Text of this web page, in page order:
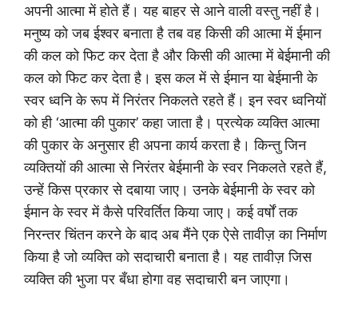
अपनी आत्मा में होते हैं। यह बाहर से आने वाली वस्तु नहीं है।
मनुष्य को जब ईश्वर बनाता है तब वह किसी की आत्मा में ईमान
की कल को फिट कर देता है और किसी की आत्मा में बेईमानी की
कल को फिट कर देता है। इस कल में से ईमान या बेईमानी के
स्वर ध्वनि के रूप में निरंतर निकलते रहते हैं। इन स्वर ध्वनियों
को ही ‘आत्मा की पुकार’ कहा जाता है। प्रत्येक व्यक्ति आत्मा
की पुकार के अनुसार ही अपना कार्य करता है। किन्तु जिन
व्यक्तियों की आत्मा से निरंतर बेईमानी के स्वर निकलते रहते हैं,
उन्हें किस प्रकार से दबाया जाए। उनके बेईमानी के स्वर को
ईमान के स्वर में कैसे परिवर्तित किया जाए। कई वर्षों तक
निरन्तर चिंतन करने के बाद अब मैंने एक ऐसे तावीज़ का निर्माण
किया है जो व्यक्ति को सदाचारी बनाता है। यह तावीज़ जिस
व्यक्ति की भुजा पर बँधा होगा वह सदाचारी बन जाएगा।